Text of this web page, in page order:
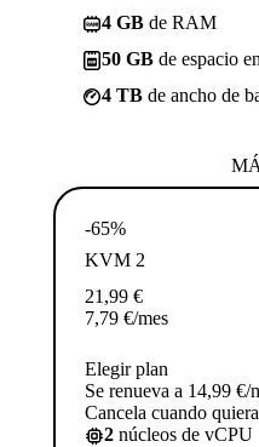
4 GB de RAM
50 GB de espacio
4 TB de ancho de
-65%
KVM 2
21,99 €
7,79 €/mes
Elegir plan
Se renueva a 14,99 €/
Cancela cuando
2 núcleos de vCPU